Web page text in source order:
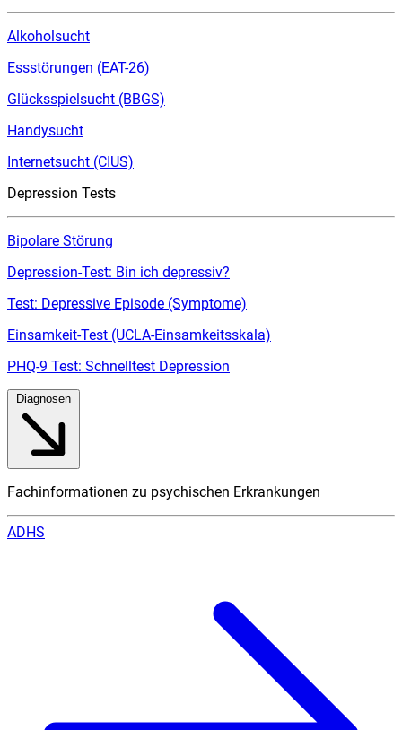
Alkoholsucht
Essstörungen (EAT-26)
Glücksspielsucht (BBGS)
Handysucht
Internetsucht (CIUS)
Depression Tests
Bipolare Störung
Depression-Test: Bin ich depressiv?
Test: Depressive Episode (Symptome)
Einsamkeit-Test (UCLA-Einsamkeitsskala)
PHQ-9 Test: Schnelltest Depression
Fachinformationen zu psychischen Erkrankungen
ADHS